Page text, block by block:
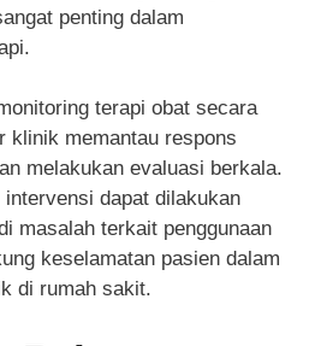
penting dalam
terapi obat secara
klinik memantau respons
melakukan evaluasi berkala.
dapat dilakukan
masalah terkait penggunaan
keselamatan pasien dalam
di rumah sakit.